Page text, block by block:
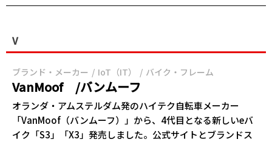
V
ブランド・メーカー IoT（IT） バイク・フレーム
VanMoof /バンムーフ
オランダ・アムステルダム発のハイテク自転車メーカー
「VanMoof（バンムーフ）」から、4代目となる新しいeバ
イク「S3」「X3」発売しました。公式サイトとブランドス